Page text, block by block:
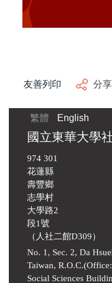
友善列印 分享
繁體 English
國立東華大學
974 301
花蓮縣
壽豐鄉
志學村
大學路2
段1號
（人社二館D309）
No. 1, Sec. 2, Da
Taiwan,
Social Sciences